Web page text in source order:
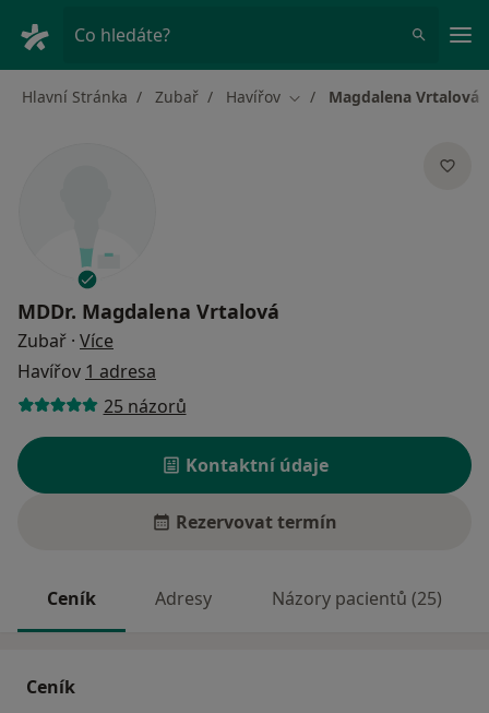
Co hledáte?
Hlavní Stránka Zubař Havířov Změna města
Magdalena Vrtalová
MDDr. Magdalena Vrtalová
Zubař · Více
Havířov 1 adresa
25 názorů
Kontaktní údaje
Rezervovat termín
Ceník Adresy Názory pacientů (25)
Ceník